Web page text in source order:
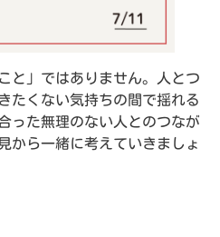
と」ではありません。人とつ
たくない気持ちの間で揺れる
った無理のない人とのつなが
から一緒に考えていきましょ